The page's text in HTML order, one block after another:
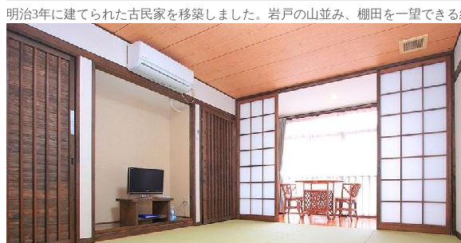
明治3年に建てられた古民家を移築しました。岩戸の山並み、棚田を一望でき